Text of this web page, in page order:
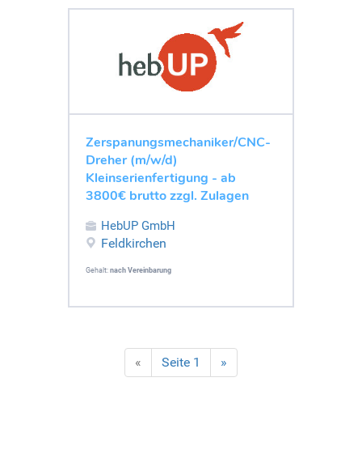
Zerspanungsmechaniker/CNC-
Dreher (m/w/d)
Kleinserienfertigung - ab
3800€ brutto zzgl. Zulagen
HebUP GmbH
Feldkirchen
Gehalt: nach Vereinbarung
« Seite 1 »